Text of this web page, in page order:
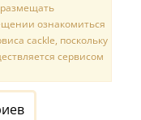
ознакомиться
cackle, поскольку
сервисом